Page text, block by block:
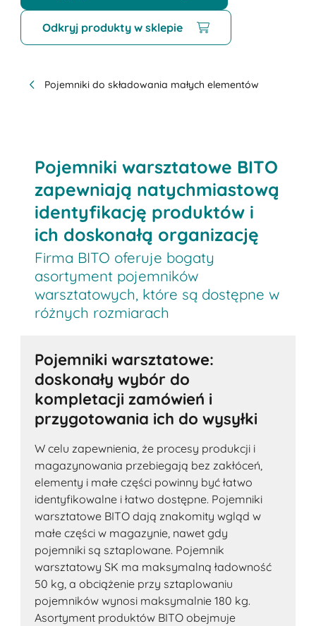
Odkryj produkty w sklepie
Pojemniki do składowania małych elementów
Pojemniki warsztatowe BITO
zapewniają natychmiastową
identyfikację produktów i
ich doskonałą organizację
Firma BITO oferuje bogaty
asortyment pojemników
warsztatowych, które są dostępne w
różnych rozmiarach
Pojemniki warsztatowe:
doskonały wybór do
kompletacji zamówień i
przygotowania ich do wysyłki
W celu zapewnienia, że procesy produkcji i
magazynowania przebiegają bez zakłóceń,
elementy i małe części powinny być łatwo
identyfikowalne i łatwo dostępne. Pojemniki
warsztatowe BITO dają znakomity wgląd w
małe części w magazynie, nawet gdy
pojemniki są sztaplowane. Pojemnik
warsztatowy SK ma maksymalną ładowność
50 kg, a obciążenie przy sztaplowaniu
pojemników wynosi maksymalnie 180 kg.
Asortyment produktów BITO obejmuje